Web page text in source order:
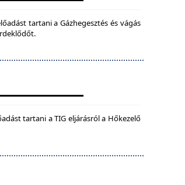
tartani a Gázhegesztés és vágás
tartani a TIG eljárásról a Hőkezelő